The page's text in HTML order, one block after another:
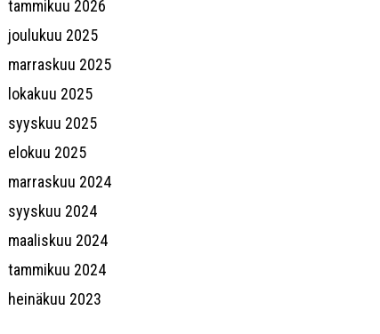
tammikuu 2026
joulukuu 2025
marraskuu 2025
lokakuu 2025
syyskuu 2025
elokuu 2025
marraskuu 2024
syyskuu 2024
maaliskuu 2024
tammikuu 2024
heinäkuu 2023